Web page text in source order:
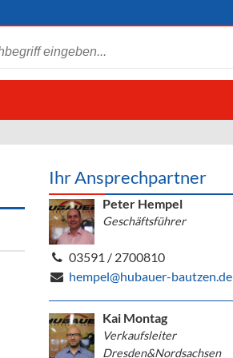
Ihr Ansprechpartner
Peter Hempel
Geschäftsführer
03591 / 2700810
hempel@hubauer-bautzen.de
Kai Montag
Verkaufsleiter
Dresden&Nordsachsen